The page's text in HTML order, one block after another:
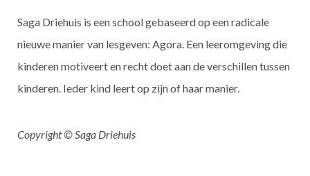
Saga Driehuis is een school gebaseerd op een radicale
nieuwe manier van lesgeven: Agora. Een leeromgeving die
kinderen motiveert en recht doet aan de verschillen tussen
kinderen. Ieder kind leert op zijn of haar manier.
Copyright © Saga Driehuis